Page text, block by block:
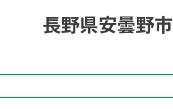
長野県安曇野市